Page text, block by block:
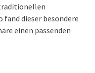
fand dieser besondere
einen passenden